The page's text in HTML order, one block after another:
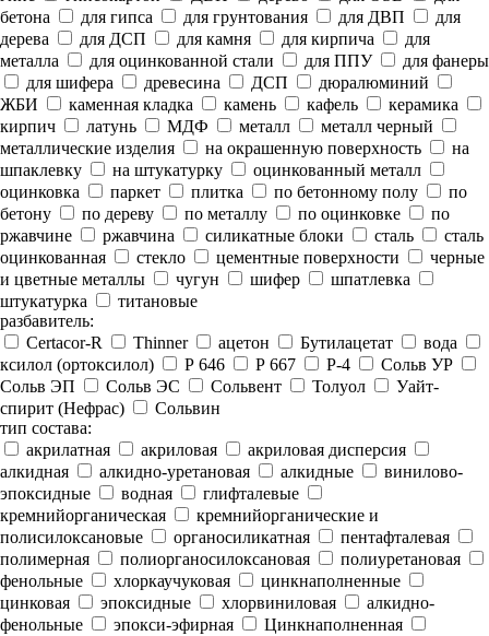
бетона
для гипса для грунтования для ДВП
для
дерева
для ДСП для камня для кирпича
для
металла
для оцинкованной стали для ППУ
для фанеры
для шифера
древесина ДСП
дюралюминий
ЖБИ
каменная кладка камень кафель
керамика
кирпич
латунь МДФ металл
металл черный
металлические изделия
на окрашенную поверхность
на
шпаклевку
на штукатурку
оцинкованный металл
оцинковка
паркет плитка по бетонному полу
по
бетону
по дереву по металлу по оцинковке
по
ржавчине
ржавчина силикатные блоки сталь
сталь
оцинкованная
стекло цементные поверхности
черные
и цветные металлы
чугун шифер
шпатлевка
штукатурка
титановые
разбавитель:
Certacor-R
Thinner ацетон Бутилацетат
вода
ксилол (ортоксилол)
Р 646 Р 667 Р-4
Сольв УР
Сольв ЭП
Сольв ЭС Сольвент Толуол
Уайт-
спирит (Нефрас)
Сольвин
тип состава:
акрилатная
акриловая
акриловая дисперсия
алкидная
алкидно-уретановая алкидные
винилово-
эпоксидные
водная
глифталевые
кремнийорганическая
кремнийорганические и
полисилоксановые
органосиликатная
пентафталевая
полимерная
полиорганосилоксановая
полиуретановая
фенольные
хлоркаучуковая
цинкнаполненные
цинковая
эпоксидные хлорвиниловая
алкидно-
фенольные
эпокси-эфирная
Цинкнаполненная